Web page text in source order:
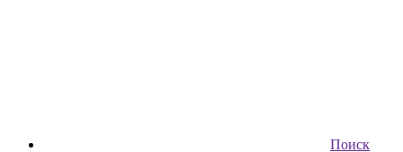
Поиск